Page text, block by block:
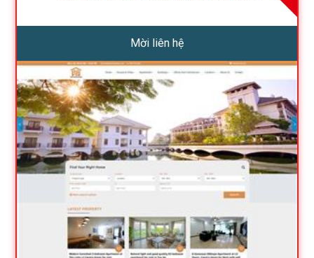
Mời liên hệ